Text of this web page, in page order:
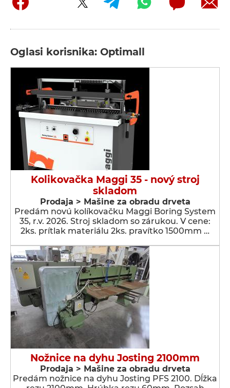
Oglasi korisnika: Optimall
Kolikovačka Maggi 35 - nový stroj
skladom
Prodaja > Мašine za obradu drveta
Predám novú kolíkovačku Maggi Boring System
35, r.v. 2026. Stroj skladom so zárukou. V cene:
2ks. prítlak materiálu 2ks. pravítko 1500mm …
Nožnice na dyhu Josting 2100mm
Prodaja > Мašine za obradu drveta
Predám nožnice na dyhu Josting PFS 2100. Dĺžka